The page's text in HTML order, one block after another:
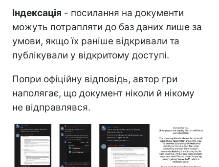
Індексація - посилання на документи
можуть потрапляти до баз даних лише за
умови, якщо їх раніше відкривали та
публікували у відкритому доступі.
Попри офіційну відповідь, автор гри
наполягає, що документ ніколи й нікому
не відправлявся.